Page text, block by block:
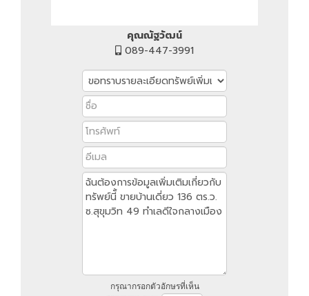
คุณณัฐวัฒน์
089-447-3991
กรุณากรอกตัวอักษรที่เห็น